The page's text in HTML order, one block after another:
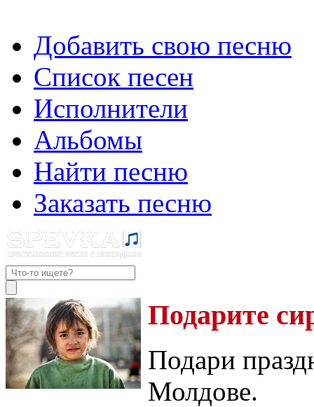
Добавить свою песню
Список песен
Исполнители
Альбомы
Найти песню
Заказать песню
Подарите
Подари
Молдове.